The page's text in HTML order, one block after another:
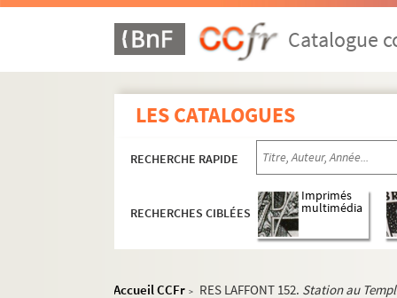
Catalogue
LES CATALOGUES
RECHERCHE RAPIDE
RECHERCHES CIBLÉES
Imprimés
multimédia
Accueil CCFr > RES LAFFONT 152. Station au